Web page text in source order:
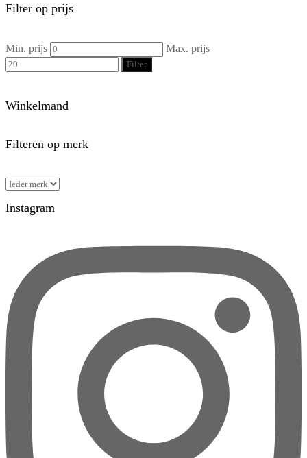
Filter op prijs
Min. prijs Max. prijs
Filter
Winkelmand
Filteren op merk
Instagram